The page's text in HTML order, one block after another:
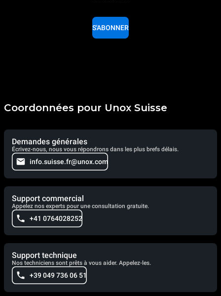
S'ABONNER
Coordonnées pour Unox Suisse
Demandes générales
Écrivez-nous, nous vous répondrons dans les plus brefs délais.
info.suisse.fr@unox.com
Support commercial
Appelez nos experts pour une consultation gratuite.
+41 0764028252
Support technique
Nos techniciens sont prêts à vous aider. Appelez-les.
+39 049 736 06 51